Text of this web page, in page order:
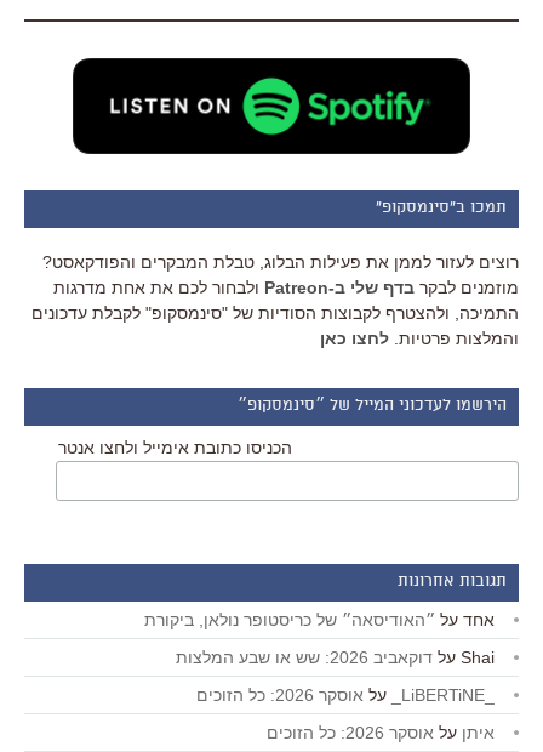
תמכו ב"סינמסקופ"
רוצים לעזור לממן את פעילות הבלוג, טבלת המבקרים והפודקאסט?
מוזמנים לבקר בדף שלי ב-Patreon
ולבחור לכם את אחת מדרגות
התמיכה, ולהצטרף לקבוצות הסודיות של "סינמסקופ" לקבלת עדכונים
והמלצות פרטיות. לחצו כאן
הירשמו לעדכוני המייל של ״סינמסקופ״
הכניסו כתובת אימייל ולחצו אנטר
תגובות אחרונות
אחד על ״האודיסאה״ של כריסטופר נולאן, ביקורת
Shai על דוקאביב 2026: שש או שבע המלצות
על אוסקר 2026: כל הזוכים
איתן על אוסקר 2026: כל הזוכים